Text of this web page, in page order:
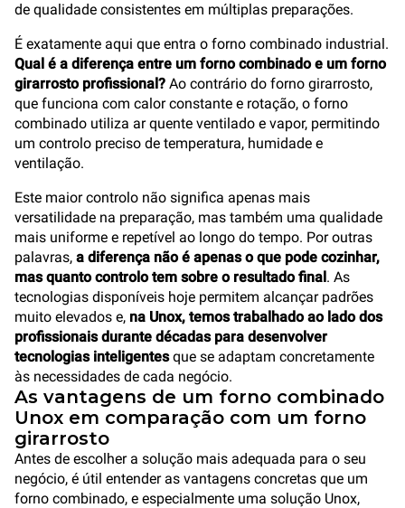
de qualidade consistentes em múltiplas preparações.
É exatamente aqui que entra o forno combinado industrial.
Qual é a diferença entre um forno combinado e um forno
girarrosto profissional? Ao contrário do forno girarrosto,
que funciona com calor constante e rotação, o forno
combinado utiliza ar quente ventilado e vapor, permitindo
um controlo preciso de temperatura, humidade e
ventilação.
Este maior controlo não significa apenas mais
versatilidade na preparação, mas também uma qualidade
mais uniforme e repetível ao longo do tempo. Por outras
palavras, a diferença não é apenas o que pode cozinhar,
mas quanto controlo tem sobre o resultado final. As
tecnologias disponíveis hoje permitem alcançar padrões
muito elevados e, na Unox, temos trabalhado ao lado dos
profissionais durante décadas para desenvolver
tecnologias inteligentesque se adaptam concretamente
às necessidades de cada negócio.
As vantagens de um forno combinado
Unox em comparação com um forno
girarrosto
Antes de escolher a solução mais adequada para o seu
negócio, é útil entender as vantagens concretas que um
forno combinado, e especialmente uma solução Unox,